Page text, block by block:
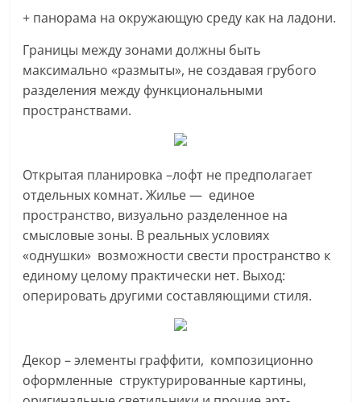
+ панорама на окружающую среду как на ладони.
Границы между зонами должны быть
максимально «размыты», не создавая грубого
разделения между функциональными
пространствами.
Открытая планировка –лофт не предполагает
отдельных комнат. Жилье — единое
пространство, визуально разделенное на
смысловые зоны. В реальных условиях
«однушки» возможности свести пространство к
единому целому практически нет. Выход:
оперировать другими составляющими стиля.
Декор – элементы граффити, композиционно
оформленные структурированные картины,